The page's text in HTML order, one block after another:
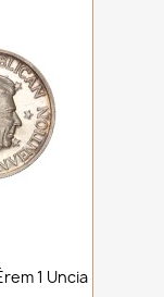
1 Uncia